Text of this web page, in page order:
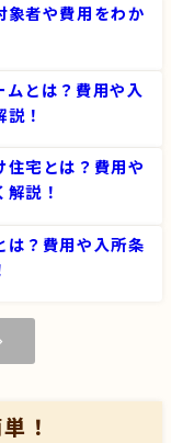
象者や費用をわか
ムとは？費用や入
！
住宅とは？費用や
説！
は？費用や入所条
！